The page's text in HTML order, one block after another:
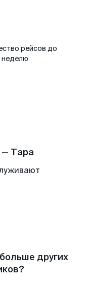
рейсов до
неделю
— Тара
других